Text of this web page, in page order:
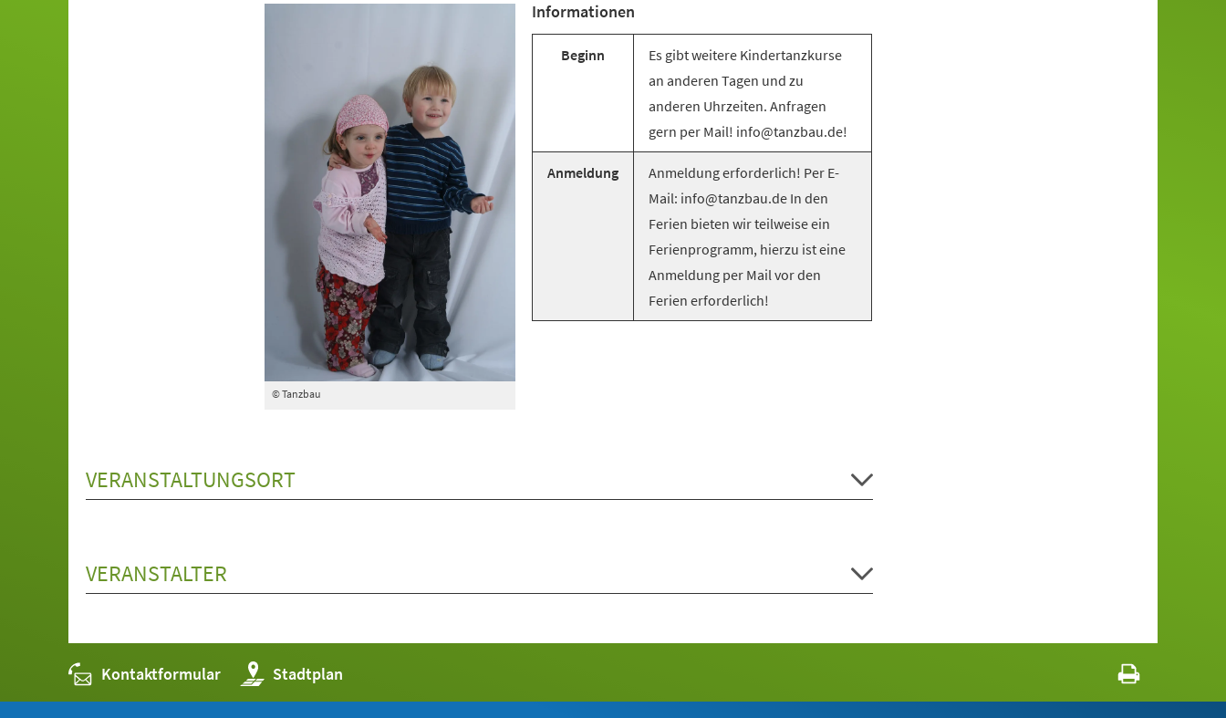
© Tanzbau
Informationen
Beginn
Es gibt weitere Kindertanzkurse
an anderen Tagen und zu
anderen Uhrzeiten. Anfragen
gern per Mail! info@tanzbau.de!
Anmeldung
Anmeldung erforderlich! Per E-
Mail: info@tanzbau.de In den
Ferien bieten wir teilweise ein
Ferienprogramm, hierzu ist eine
Anmeldung per Mail vor den
Ferien erforderlich!
VERANSTALTUNGSORT
VERANSTALTER
Kontaktformular Stadtplan
(Öffnet
in
einem